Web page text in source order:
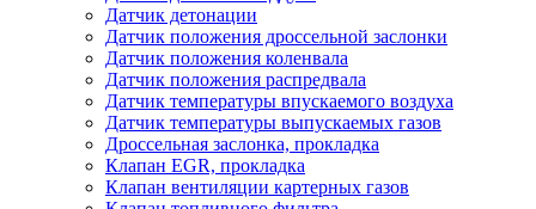
Датчик детонации
Датчик положения дроссельной заслонки
Датчик положения коленвала
Датчик положения распредвала
Датчик температуры впускаемого воздуха
Датчик температуры выпускаемых газов
Дроссельная заслонка, прокладка
Клапан EGR, прокладка
Клапан вентиляции картерных газов